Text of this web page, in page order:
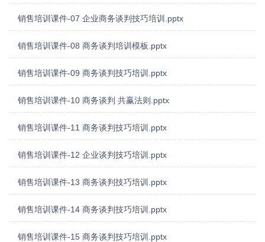
销售培训课件-07 企业商务谈判技巧培训.pptx
销售培训课件-08 商务谈判培训模板.pptx
销售培训课件-09 商务谈判技巧培训.pptx
销售培训课件-10 商务谈判 共赢法则.pptx
销售培训课件-11 商务谈判技巧培训.pptx
销售培训课件-12 企业谈判技巧培训.pptx
销售培训课件-13 商务谈判技巧培训.pptx
销售培训课件-14 商务谈判技巧培训.pptx
销售培训课件-15 商务谈判技巧培训.pptx